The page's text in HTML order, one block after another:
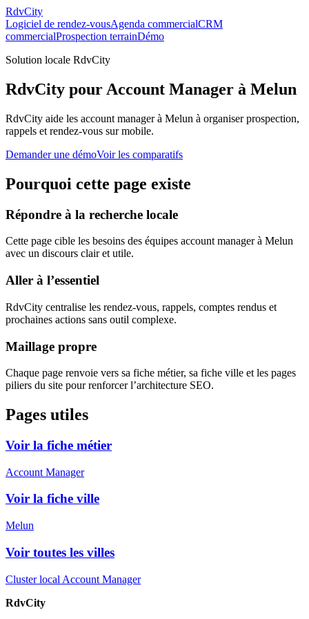
RdvCity
Logiciel de rendez-vousAgenda commercialCRM
commercialProspection terrainDémo
Solution locale RdvCity
RdvCity pour Account Manager à Melun
RdvCity aide les account manager à Melun à organiser prospection,
rappels et rendez-vous sur mobile.
Demander une démoVoir les comparatifs
Pourquoi cette page existe
Répondre à la recherche locale
Cette page cible les besoins des équipes account manager à Melun
avec un discours clair et utile.
Aller à l’essentiel
RdvCity centralise les rendez-vous, rappels, comptes rendus et
prochaines actions sans outil complexe.
Maillage propre
Chaque page renvoie vers sa fiche métier, sa fiche ville et les pages
piliers du site pour renforcer l’architecture SEO.
Pages utiles
Voir la fiche métier
Account Manager
Voir la fiche ville
Melun
Voir toutes les villes
Cluster local Account Manager
RdvCity